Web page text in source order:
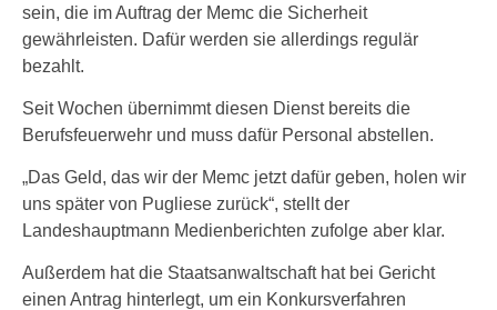
sein, die im Auftrag der Memc die Sicherheit
gewährleisten. Dafür werden sie allerdings regulär
bezahlt.
Seit Wochen übernimmt diesen Dienst bereits die
Berufsfeuerwehr und muss dafür Personal abstellen.
„Das Geld, das wir der Memc jetzt dafür geben, holen wir
uns später von Pugliese zurück“, stellt der
Landeshauptmann Medienberichten zufolge aber klar.
Außerdem hat die Staatsanwaltschaft hat bei Gericht
einen Antrag hinterlegt, um ein Konkursverfahren